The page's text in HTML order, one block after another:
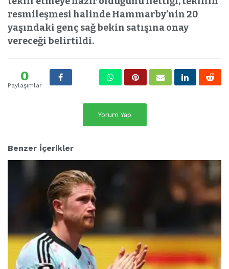
resmileşmesi halinde Hammarby’nin 20
yaşındaki genç sağ bekin satışına onay
vereceği belirtildi.
0
Paylaşımlar
Yorum Yap
Benzer İçerikler